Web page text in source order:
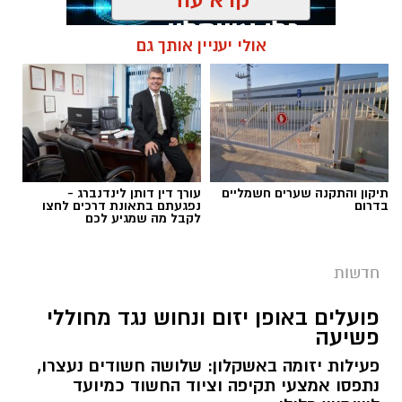
תגים:פשיטה על בית הימורים
דוברות המשטרה
אולי יעניין אותך גם
תיקון והתקנה שערים חשמליים
בדרום
עורך דין דותן לינדנברג -
נפגעתם בתאונת דרכים לחצו
לקבל מה שמגיע לכם
חדשות
פועלים באופן יזום ונחוש נגד מחוללי
פשיעה
פעילות יזומה באשקלון: שלושה חשודים נעצרו,
נתפסו אמצעי תקיפה וציוד החשוד כמיועד